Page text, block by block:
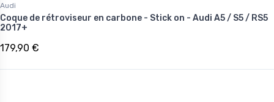
Audi
Coque de rétroviseur en carbone - Stick on - Audi A5 / S5 / RS5
2017+
179,90 €